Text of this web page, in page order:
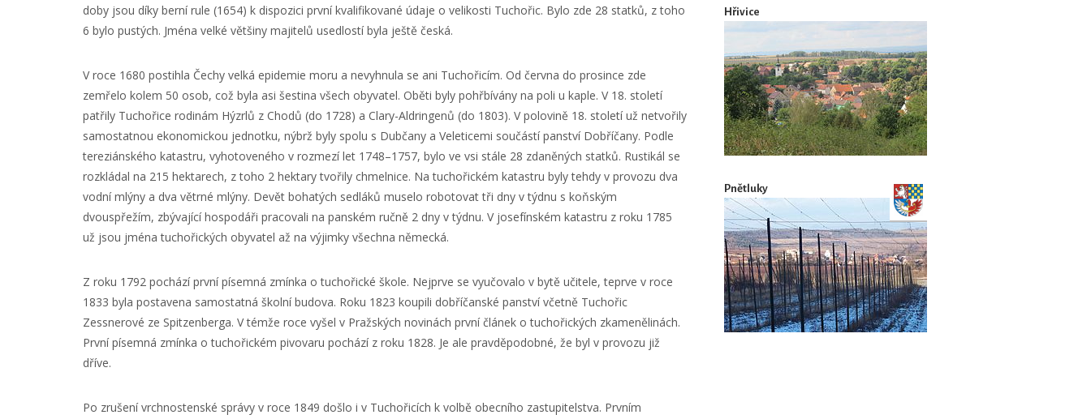
doby jsou díky berní rule (1654) k dispozici první kvalifikované údaje o velikosti Tuchořic. Bylo zde 28 statků, z toho
6 bylo pustých. Jména velké většiny majitelů usedlostí byla ještě česká.
V roce 1680 postihla Čechy velká epidemie moru a nevyhnula se ani Tuchořicím. Od června do prosince zde
zemřelo kolem 50 osob, což byla asi šestina všech obyvatel. Oběti byly pohřbívány na poli u kaple. V 18. století
patřily Tuchořice rodinám Hýzrlů z Chodů (do 1728) a Clary-Aldringenů (do 1803). V polovině 18. století už netvořily
samostatnou ekonomickou jednotku, nýbrž byly spolu s Dubčany a Veleticemi součástí panství Dobříčany. Podle
tereziánského katastru, vyhotoveného v rozmezí let 1748–1757, bylo ve vsi stále 28 zdaněných statků. Rustikál se
rozkládal na 215 hektarech, z toho 2 hektary tvořily chmelnice. Na tuchořickém katastru byly tehdy v provozu dva
vodní mlýny a dva větrné mlýny. Devět bohatých sedláků muselo robotovat tři dny v týdnu s koňským
dvouspřežím, zbývající hospodáři pracovali na panském ručně 2 dny v týdnu. V josefínském katastru z roku 1785
už jsou jména tuchořických obyvatel až na výjimky všechna německá.
Z roku 1792 pochází první písemná zmínka o tuchořické škole. Nejprve se vyučovalo v bytě učitele, teprve v roce
1833 byla postavena samostatná školní budova. Roku 1823 koupili dobříčanské panství včetně Tuchořic
Zessnerové ze Spitzenberga. V témže roce vyšel v Pražských novinách první článek o tuchořických zkamenělinách.
První písemná zmínka o tuchořickém pivovaru pochází z roku 1828. Je ale pravděpodobné, že byl v provozu již
dříve.
Po zrušení vrchnostenské správy v roce 1849 došlo i v Tuchořicích k volbě obecního zastupitelstva. Prvním
Hřivice
Pnětluky